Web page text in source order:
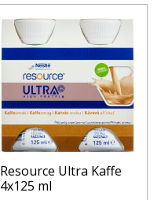
Resource Ultra Kaffe
4x125 ml